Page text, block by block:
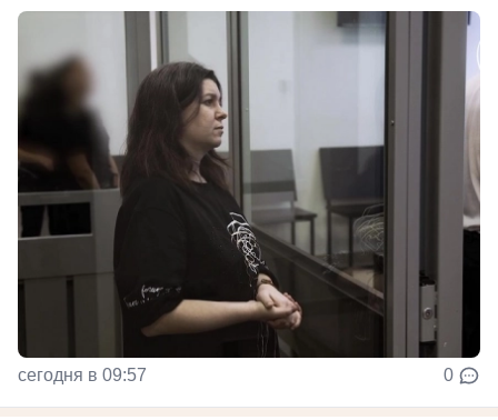
сегодня в 09:57 0